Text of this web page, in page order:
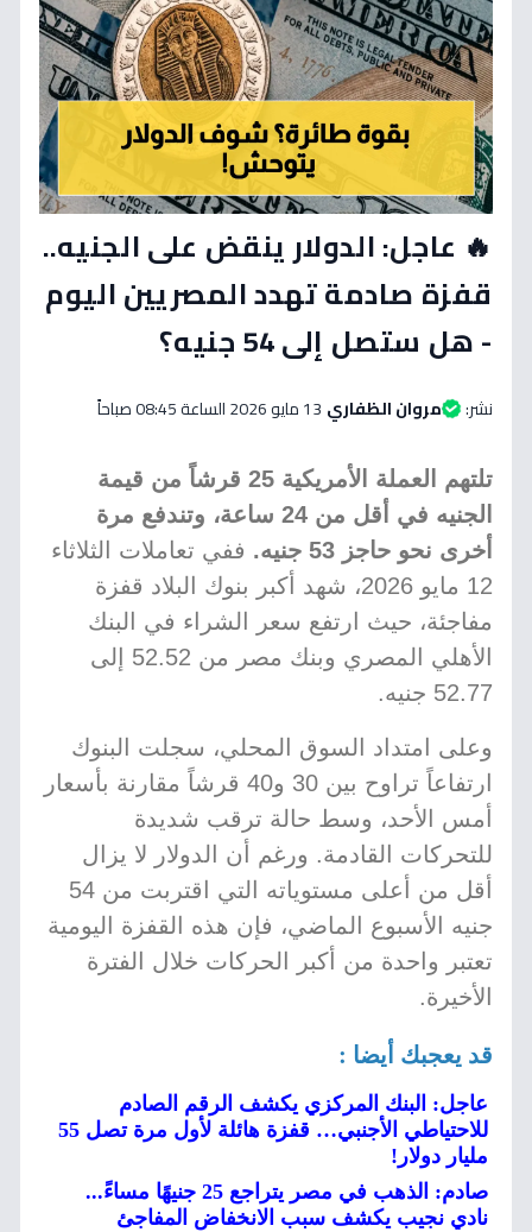
🔥 عاجل: الدولار ينقض على الجنيه..
قفزة صادمة تهدد المصريين اليوم
- هل ستصل إلى 54 جنيه؟
نشر: مروان الظفاري 13 مايو 2026 الساعة 08:45 صباحاً
تلتهم العملة الأمريكية 25 قرشاً من قيمة
الجنيه في أقل من 24 ساعة، وتندفع مرة
أخرى نحو حاجز 53 جنيه.
ففي تعاملات الثلاثاء
12 مايو 2026، شهد أكبر بنوك البلاد قفزة
مفاجئة، حيث ارتفع سعر الشراء في البنك
الأهلي المصري وبنك مصر من 52.52 إلى
52.77 جنيه.
وعلى امتداد السوق المحلي، سجلت البنوك
ارتفاعاً تراوح بين 30 و40 قرشاً مقارنة بأسعار
أمس الأحد، وسط حالة ترقب شديدة
للتحركات القادمة. ورغم أن الدولار لا يزال
أقل من أعلى مستوياته التي اقتربت من 54
جنيه الأسبوع الماضي، فإن هذه القفزة اليومية
تعتبر واحدة من أكبر الحركات خلال الفترة
الأخيرة.
قد يعجبك أيضا :
عاجل: البنك المركزي يكشف الرقم الصادم
للاحتياطي الأجنبي… قفزة هائلة لأول مرة تصل 55
مليار دولار!
صادم: الذهب في مصر يتراجع 25 جنيهًا مساءً...
نادي نجيب يكشف سبب الانخفاض المفاجئ